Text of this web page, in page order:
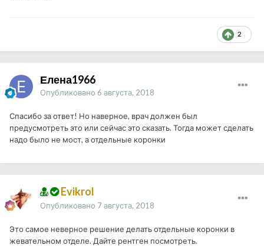
2
Елена1966
Опубликовано 6 августа, 2018
Спасибо за ответ! Но наверное, врач должен был
предусмотреть это или сейчас это сказать. Тогда может сделать
надо было не мост, а отдельные коронки
Evikrol
Опубликовано 7 августа, 2018
Это самое неверное решение делать отдельные коронки в
жевательном отделе. Дайте рентген посмотреть.